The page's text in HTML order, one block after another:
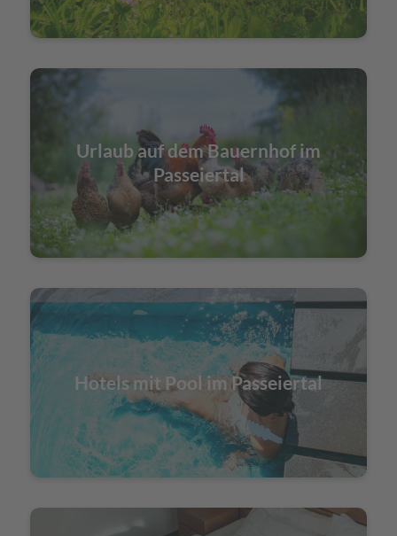
Urlaub auf dem Bauernhof im
Passeiertal
Hotels mit Pool im Passeiertal